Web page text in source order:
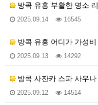
방콕 유흥 부활한 명소
2025.09.14 16545
방콕 유흥 어디가 가성
2025.09.13 14292
방콕 사잔카 스파 사우
2025.09.12 14514